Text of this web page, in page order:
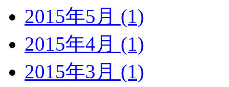
2015年5月 (1)
2015年4月 (1)
2015年3月 (1)